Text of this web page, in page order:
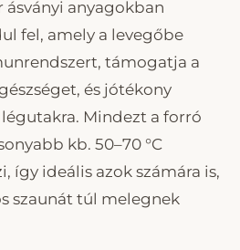
anyagokban
fel, amely a levegőbe
támogatja a
és jótékony
légutakra. Mindezt a forró
kb. 50–70 °C
így ideális azok számára is,
szaunát túl melegnek